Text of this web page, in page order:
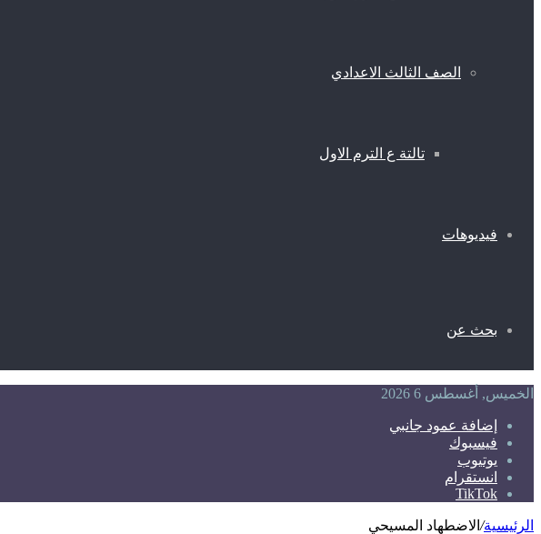
الصف الثالث الاعدادي
تالتة ع الترم الاول
فيديوهات
بحث عن
الخميس, أغسطس 6 2026
إضافة عمود جانبي
فيسبوك
يوتيوب
انستقرام
TikTok
الرئيسية/ الاضطهاد المسيحي